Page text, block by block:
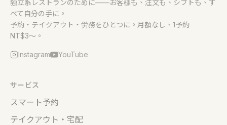
独立系レストランのために——お客様も、注文も、シフトも、す
べて自分の手に。
予約・テイクアウト・労務をひとつに。月額なし、1予約
NT$3〜。
Instagram YouTube
サービス
スマート予約
テイクアウト・宅配